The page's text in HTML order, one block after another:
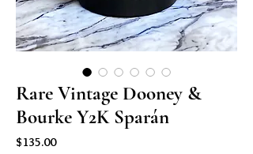
Rare Vintage Dooney &
Bourke Y2K Sparán
$135.00Price